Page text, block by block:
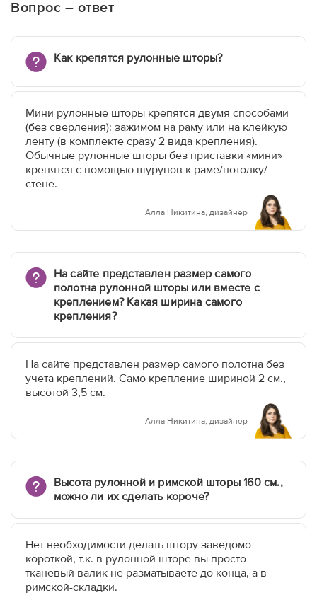
Вопрос – ответ
Как крепятся рулонные шторы?
Мини рулонные шторы крепятся двумя способами
(без сверления): зажимом на раму или на клейкую
ленту (в комплекте сразу 2 вида крепления).
Обычные рулонные шторы без приставки «мини»
крепятся с помощью шурупов к раме/потолку/
стене.
Алла Никитина, дизайнер
На сайте представлен размер самого
полотна рулонной шторы или вместе с
креплением? Какая ширина самого
крепления?
На сайте представлен размер самого полотна без
учета креплений. Само крепление шириной 2 см.,
высотой 3,5 см.
Алла Никитина, дизайнер
Высота рулонной и римской шторы 160 см.,
можно ли их сделать короче?
Нет необходимости делать штору заведомо
короткой, т.к. в рулонной шторе вы просто
тканевый валик не разматываете до конца, а в
римской-складки.